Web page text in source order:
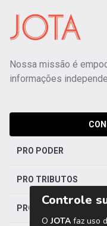
Nossa missão é
informações
PRO PODER
PRO TRIBUTOS
PRO TRABALHISTA